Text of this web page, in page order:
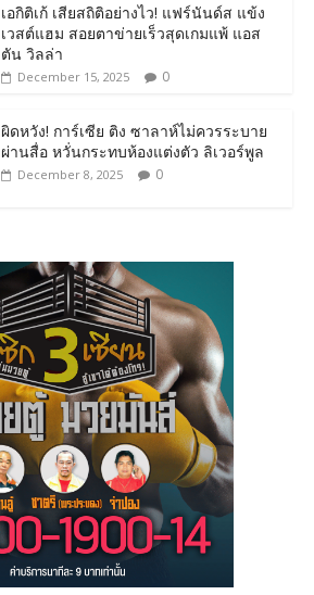
เอกิติเก้ เสียสถิติอย่างไว! แฟร์นันด์ส แข้ง
เวสต์แฮม สอยตาข่ายเร็วสุดเกมแพ้ แอส
ตัน วิลล่า
December 15, 2025 0
ผิดหวัง! การ์เซีย ติง ซาลาห์ไม่ควรระบาย
ผ่านสื่อ หวั่นกระทบห้องแต่งตัว ลิเวอร์พูล
December 8, 2025 0